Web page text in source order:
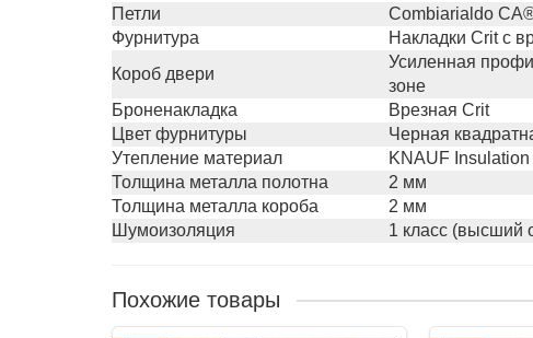
Петли
Сombiarialdo СА®
Фурнитура
Накладки Crit с
Короб двери
Усиленная
зоне
Броненакладка
Врезная Crit
Цвет фурнитуры
Черная
Утепление материал
KNAUF Insulation
Толщина металла полотна
2 мм
Толщина металла короба
2 мм
Шумоизоляция
1 класс (высший
Похожие товары